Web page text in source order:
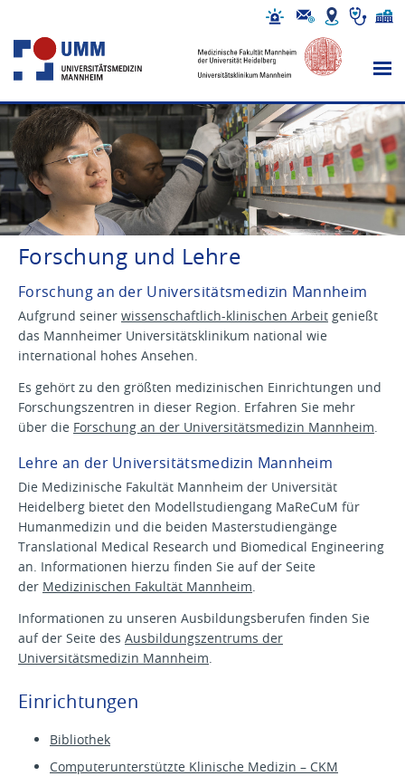
Forschung und Lehre
Forschung an der Universitätsmedizin Mannheim
Aufgrund seiner wissenschaftlich-klinischen Arbeit genießt
das Mannheimer Universitätsklinikum national wie
international hohes Ansehen.
Es gehört zu den größten medizinischen Einrichtungen und
Forschungszentren in dieser Region. Erfahren Sie mehr
über die Forschung an der Universitätsmedizin Mannheim
Lehre an der Universitätsmedizin Mannheim
Die Medizinische Fakultät Mannheim der Universität
Heidelberg bietet den Modellstudiengang MaReCuM für
Humanmedizin und die beiden Masterstudiengänge
Translational Medical Research und Biomedical Engineering
an. Informationen hierzu finden Sie auf der Seite
der Medizinischen Fakultät Mannheim.
Informationen zu unseren Ausbildungsberufen finden Sie
auf der Seite des Ausbildungszentrums der
Universitätsmedizin Mannheim.
Einrichtungen
Bibliothek
Computerunterstützte Klinische Medizin – CKM